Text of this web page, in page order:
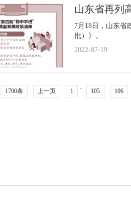
山东省再列
7月18日，山东省
批）》。
2022-07-19
1700条 上一页 1
..
105 106